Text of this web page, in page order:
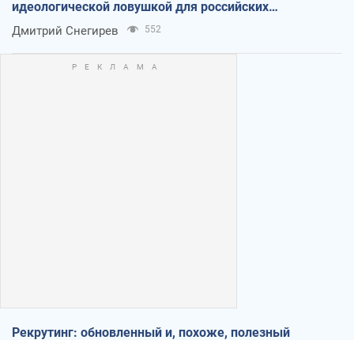
идеологической ловушкой для российских
оккупантов
Дмитрий Снегирев 552
Рекрутинг: обновленный и, похоже, полезный